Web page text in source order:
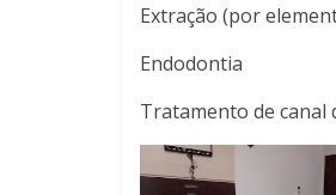
Extração (por
Endodontia
Tratamento de canal